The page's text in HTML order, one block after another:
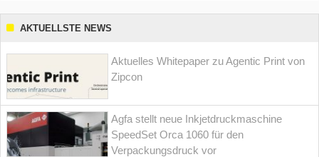
AKTUELLSTE NEWS
Aktuelles Whitepaper zu Agentic Print von
Zipcon
Agfa stellt neue Inkjetdruckmaschine
SpeedSet Orca 1060 für den
Verpackungsdruck vor